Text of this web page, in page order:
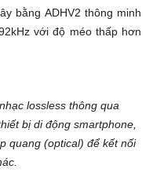
bằng ADHV2 thông minh
với độ méo thấp hơn
lossless thông qua
bị di động smartphone,
quang (optical) để kết nối